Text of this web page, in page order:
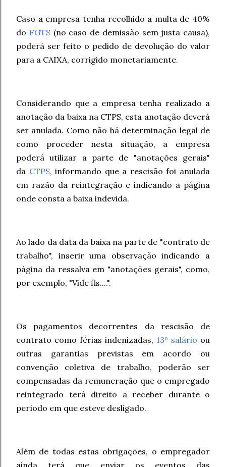
Caso a empresa tenha recolhido a multa de 40%
do FGTS (no caso de demissão sem justa causa),
poderá ser feito o pedido de devolução do valor
para a CAIXA, corrigido monetariamente.
Considerando que a empresa tenha realizado a
anotação da baixa na CTPS, esta anotação deverá
ser anulada. Como não há determinação legal de
como proceder nesta situação, a empresa
poderá utilizar a parte de "anotações gerais"
da CTPS, informando que a rescisão foi anulada
em razão da reintegração e indicando a página
onde consta a baixa indevida.
Ao lado da data da baixa na parte de "contrato de
trabalho", inserir uma observação indicando a
página da ressalva em "anotações gerais", como,
por exemplo, "Vide fls....".
Os pagamentos decorrentes da rescisão de
contrato como férias indenizadas, 13º salário ou
outras garantias previstas em acordo ou
convenção coletiva de trabalho, poderão ser
compensadas da remuneração que o empregado
reintegrado terá direito a receber durante o
período em que esteve desligado.
Além de todas estas obrigações, o empregador
ainda terá que enviar os eventos das